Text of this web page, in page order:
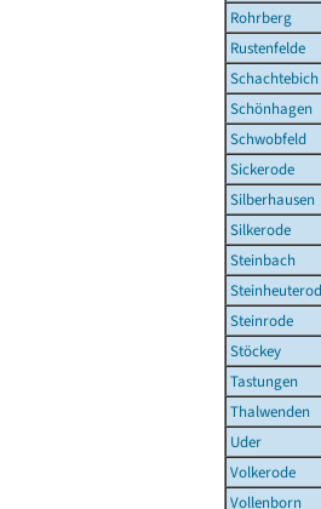
Rohrberg
Rustenfelde
Schachtebich
Schönhagen
Schwobfeld
Sickerode
Silberhausen
Silkerode
Steinbach
Steinrode
Stöckey
Tastungen
Thalwenden
Uder
Volkerode
Vollenborn